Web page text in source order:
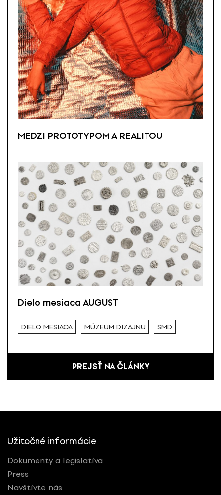
MEDZI PROTOTYPOM A REALITOU
Dielo mesiaca AUGUST
DIELO MESIACA MÚZEUM DIZAJNU SMD
PREJSŤ NA ČLÁNKY
Užitočné informácie
Dokumenty a legislatíva
Press
Navštívte nás